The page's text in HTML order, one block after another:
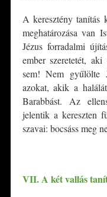
A keresztény tanítás
meghatározása van
Jézus forradalmi
ember szeretetét,
sem! Nem gyűlölte
azokat, akik a
Barabbást. Az
jelentik a kereszten
szavai: bocsáss meg
VII. A két vallás